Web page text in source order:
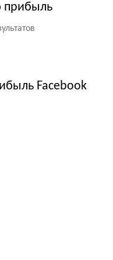
прибыль
Facebook